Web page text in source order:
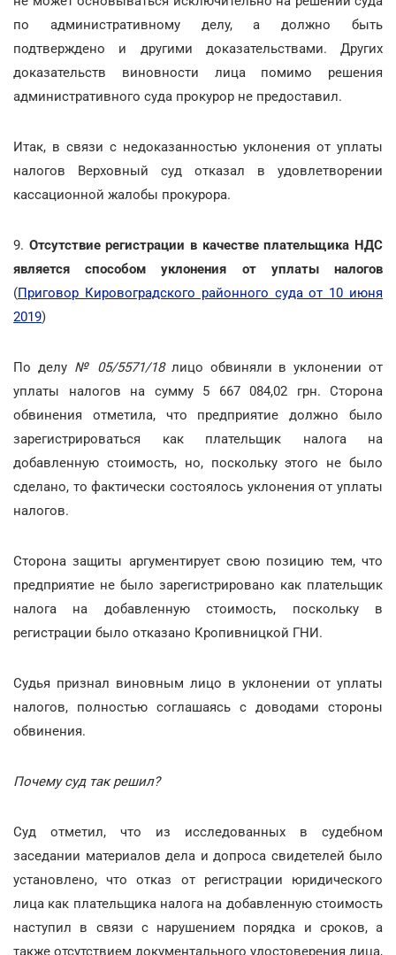
по административному делу, а должно быть
подтверждено и другими доказательствами. Других
доказательств виновности лица помимо решения
административного суда прокурор не предоставил.
Итак, в связи с недоказанностью уклонения от уплаты
налогов Верховный суд отказал в удовлетворении
кассационной жалобы прокурора.
9. Отсутствие регистрации в качестве плательщика НДС
является способом уклонения от уплаты налогов
(Приговор Кировоградского районного суда от 10 июня
2019)
По делу № 05/5571/18лицо обвиняли в уклонении от
уплаты налогов на сумму 5 667 084,02 грн. Сторона
обвинения отметила, что предприятие должно было
зарегистрироваться как плательщик налога на
добавленную стоимость, но, поскольку этого не было
сделано, то фактически состоялось уклонения от уплаты
налогов.
Сторона защиты аргументирует свою позицию тем, что
предприятие не было зарегистрировано как плательщик
налога на добавленную стоимость, поскольку в
регистрации было отказано Кропивницкой ГНИ.
Судья признал виновным лицо в уклонении от уплаты
налогов, полностью соглашаясь с доводами стороны
обвинения.
Почему суд так решил?
Суд отметил, что из исследованных в судебном
заседании материалов дела и допроса свидетелей было
установлено, что отказ от регистрации юридического
лица как плательщика налога на добавленную стоимость
наступил в связи с нарушением порядка и сроков, а
также отсутствием документального удостоверения лица,